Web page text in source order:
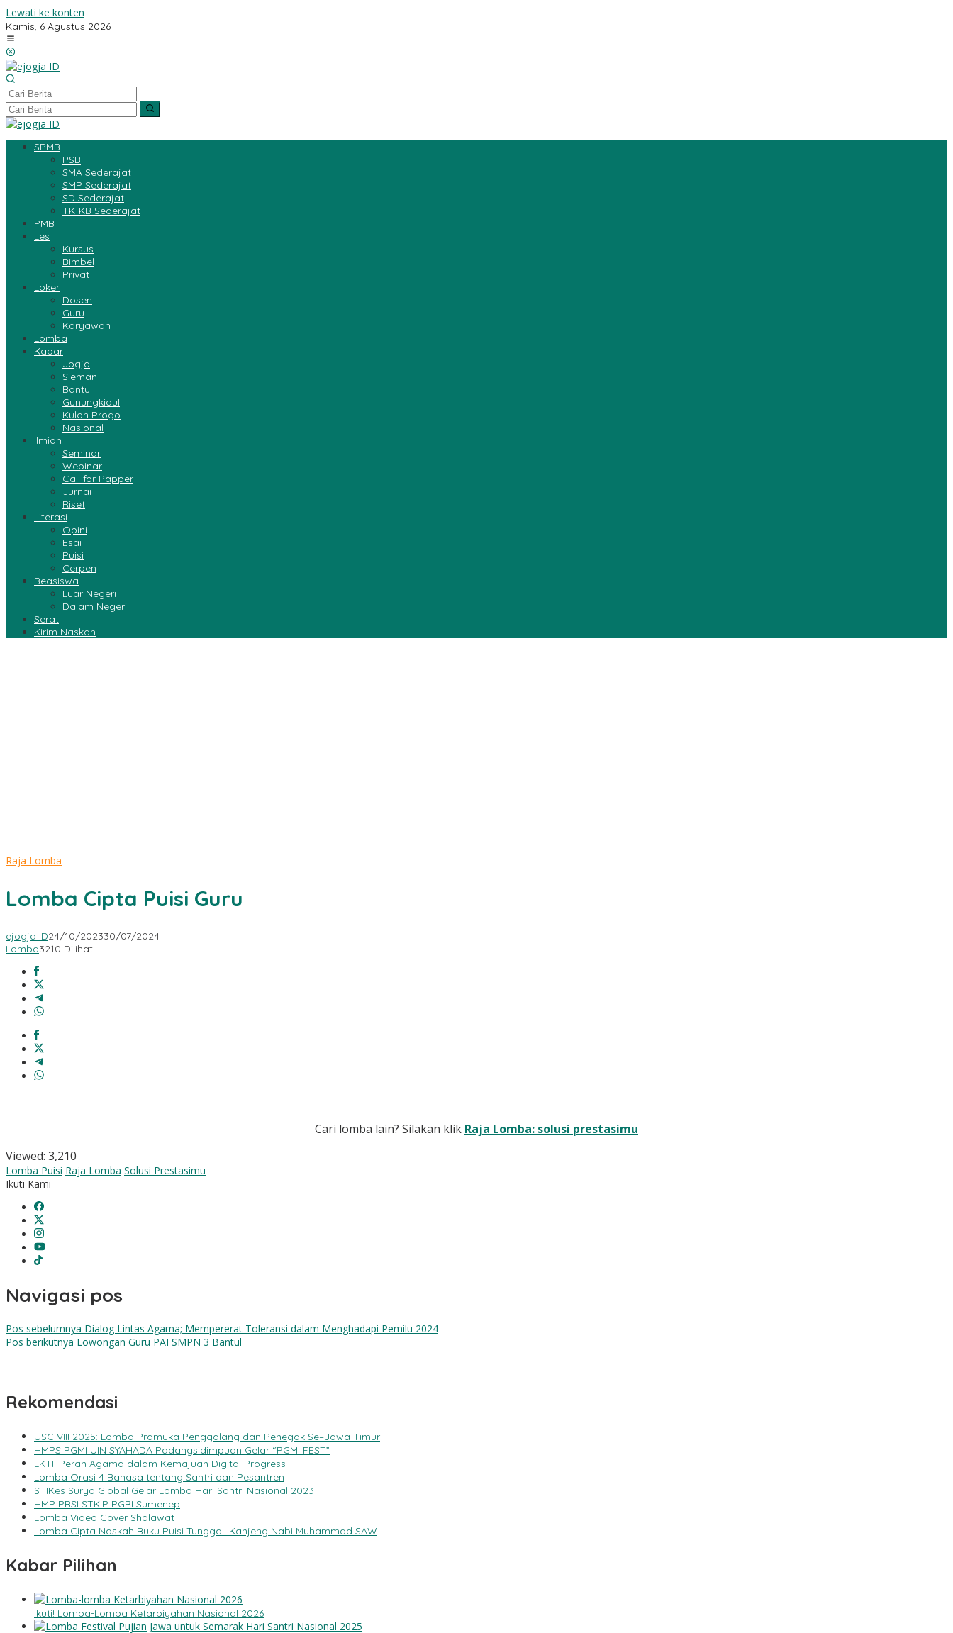
Lewati ke konten
Kamis, 6 Agustus 2026
SPMB
PSB
SMA Sederajat
SMP Sederajat
SD Sederajat
TK-KB Sederajat
PMB
Les
Kursus
Bimbel
Privat
Loker
Dosen
Guru
Karyawan
Lomba
Kabar
Jogja
Sleman
Bantul
Gunungkidul
Kulon Progo
Nasional
Ilmiah
Seminar
Webinar
Call for Papper
Jurnai
Riset
Literasi
Opini
Esai
Puisi
Cerpen
Beasiswa
Luar Negeri
Dalam Negeri
Serat
Kirim Naskah
Raja Lomba
Lomba Cipta Puisi Guru
ejogja ID24/10/202330/07/2024
Lomba3210 Dilihat
Cari lomba lain? Silakan klik Raja Lomba: solusi prestasimu
Viewed: 3,210
Lomba Puisi Raja Lomba Solusi Prestasimu
Ikuti Kami
Navigasi pos
Pos sebelumnya Dialog Lintas Agama; Mempererat Toleransi dalam Menghadapi Pemilu 2024
Pos berikutnya Lowongan Guru PAI SMPN 3 Bantul
Rekomendasi
USC VIII 2025: Lomba Pramuka Penggalang dan Penegak Se–Jawa Timur
HMPS PGMI UIN SYAHADA Padangsidimpuan Gelar “PGMI FEST”
LKTI: Peran Agama dalam Kemajuan Digital Progress
Lomba Orasi 4 Bahasa tentang Santri dan Pesantren
STIKes Surya Global Gelar Lomba Hari Santri Nasional 2023
HMP PBSI STKIP PGRI Sumenep
Lomba Video Cover Shalawat
Lomba Cipta Naskah Buku Puisi Tunggal: Kanjeng Nabi Muhammad SAW
Kabar Pilihan
Ikuti! Lomba-Lomba Ketarbiyahan Nasional 2026